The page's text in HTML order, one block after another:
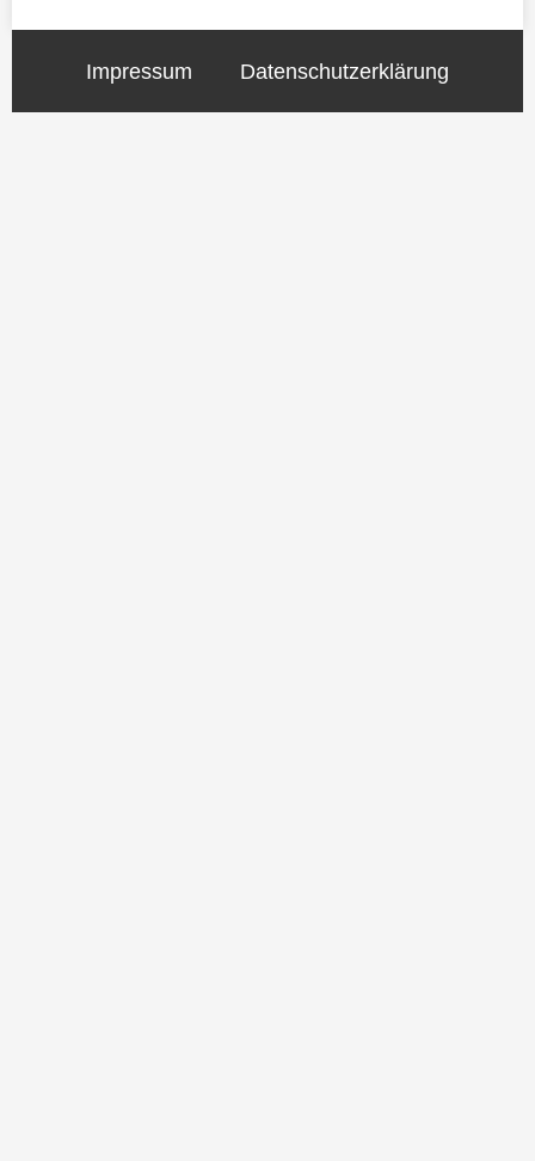
Impressum Datenschutzerklärung